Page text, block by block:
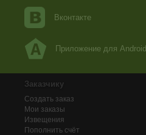
Вконтакте
Приложение для Android
Заказчику
Создать заказ
Мои заказы
Извещения
Пополнить счёт